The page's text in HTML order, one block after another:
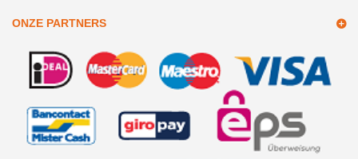
ONZE PARTNERS